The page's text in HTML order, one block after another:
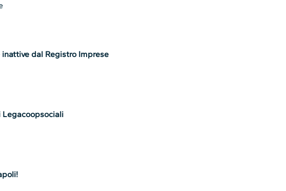
dal Registro Imprese
Legacoopsociali